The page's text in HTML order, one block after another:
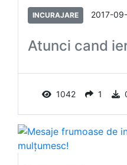
INCURAJARE 2017-
Atunci cand
1042 1